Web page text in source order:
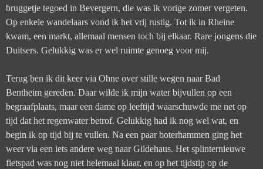
bruggetje tegoed in Bevergern, die was ik vorige zomer vergeten.
Op enkele wandelaars vond ik het vrij rustig. Tot ik in Rheine
kwam, een markt, allemaal mensen toch bij elkaar. Rare jongens die
Duitsers. Gelukkig was er wel ruimte genoeg voor mij.
Terug ben ik dit keer via Ohne over stille wegen naar Bad
Bentheim gereden. Daar wilde ik mijn water bijvullen op een
begraafplaats, maar een dame op leeftijd waarschuwde me net op
tijd dat het regenwater betrof. Gelukkig had ik nog wel wat, en
begin ik op tijd bij te vullen. Na een paar boterhammen ging het
weer via een iets andere weg naar Gildehaus. Het splinternieuwe
fietspad was nog niet helemaal klaar, en op het tijdstip op de